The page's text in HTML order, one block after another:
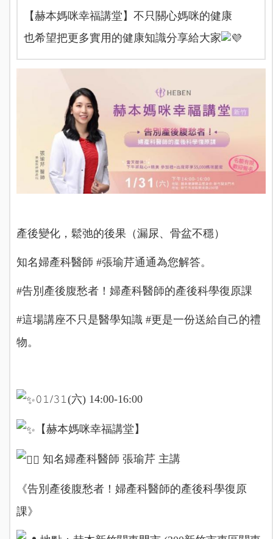
【赫本媽咪幸福講堂】不只關心媽咪的健康
也希望把更多實用的健康知識分享給大家
產後變化，鬆弛的後果（漏尿、骨盆不穩）
知名婦產科醫師 #張瑜芹通通為您解答。
#告別產後腹愁者！婦產科醫師的產後科學復原課
#這場講座不只是醫學知識 #更是一份送給自己的禮
物。
𝟶𝟷/𝟹𝟷(六) 14:00-16:00
【赫本媽咪幸福講堂】
知名婦產科醫師 張瑜芹 主講
《告別產後腹愁者！婦產科醫師的產後科學復原
課》